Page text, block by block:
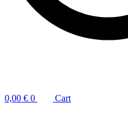
0,00 € 0 Cart